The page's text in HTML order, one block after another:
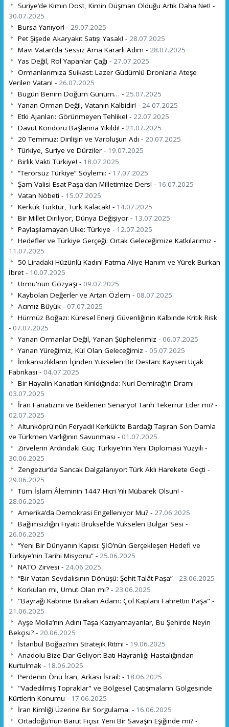
Suriye’de Kimin Dost, Kimin Düşman Olduğu Artık Daha Net! -
30.07.2025
Bursa Yanıyor! - 29.07.2025
Pet Şişede Akaryakıt Satışı Yasak! - 28.07.2025
Mavi Vatan’da Sessiz Ama Kararlı Adım - 28.07.2025
Yas Değil, Rol Yapanlar Çağı - 27.07.2025
Ormanlarımıza Suikast: Lazer Güdümlü Dronlarla Ateşe
Verilen Vatan! - 26.07.2025
Bugün Benim Doğum Günüm… - 25.07.2025
Yanan Orman Değil, Vatanın Kalbidir! - 24.07.2025
Etki Ajanları: Görünmeyen Tehlike! - 22.07.2025
Davut Koridoru Başlarına Yıkıldı! - 21.07.2025
20 Temmuz: Dirilişin ve Varoluşun Adı - 20.07.2025
Türkiye, Suriye ve Dürziler - 19.07.2025
Birlik Vakti Türkiye! - 18.07.2025
“Terörsüz Türkiye” Söylemi: - 17.07.2025
Şam Valisi Esat Paşa'dan Milletimize Ders! - 16.07.2025
Vatan Nöbeti - 15.07.2025
Kerkük Türktür, Türk Kalacak! - 14.07.2025
Bir Millet Diriliyor, Dünya Değişiyor - 13.07.2025
Paylaşılamayan Ülke: Türkiye - 12.07.2025
Hedefler ve Türkiye Gerçeği: Ortak Geleceğimize Katkılarımız -
11.07.2025
50 Liradaki Hüzünlü Kadın! Fatma Aliye Hanım ve Yürek Burkan
İbret - 10.07.2025
Urmu'nun Gözyaşı - 09.07.2025
Kaybolan Değerler ve Artan Özlem - 08.07.2025
Acımız Büyük - 07.07.2025
Hürmüz Boğazı: Küresel Enerji Güvenliğinin Kalbinde Kritik Risk
- 07.07.2025
Yanan Ormanlar Değil, Yanan Şüphelerimiz - 06.07.2025
Yanan Yüreğimiz, Kül Olan Geleceğimiz - 05.07.2025
İmkansızlıkların İçinden Yükselen Bir Destan: Kayseri Uçak
Fabrikası - 04.07.2025
Bir Hayalin Kanatları Kırıldığında: Nuri Demirağ'ın Dramı -
03.07.2025
İran Fanatizmi ve Beklenen Senaryo! Tarih Tekerrür Eder mi? -
02.07.2025
Altunköprü'nün Feryadı! Kerkük'te Bardağı Taşıran Son Damla
ve Türkmen Varlığının Savunması - 01.07.2025
Zirvelerin Ardındaki Güç: Türkiye’nin Yeni Diplomasi Yüzyılı -
30.06.2025
Zengezur’da Sancak Dalgalanıyor: Türk Aklı Harekete Geçti -
29.06.2025
Tüm İslam Âleminin 1447 Hicri Yılı Mübarek Olsun! -
28.06.2025
Amerika’da Demokrasi Engelleniyor Mu? - 27.06.2025
Bağımsızlığın Fiyatı: Brüksel’de Yükselen Bulgar Sesi -
26.06.2025
“Yeni Bir Dünyanın Kapısı: ŞİÖ’nün Gerçekleşen Hedefi ve
Türkiye’nin Tarihi Misyonu” - 25.06.2025
NATO Zirvesi - 24.06.2025
“Bir Vatan Sevdalısının Dönüşü: Şehit Talât Paşa” - 23.06.2025
Korkulan mı, Umut Olan mı? - 23.06.2025
"Bayrağı Kabrine Bırakan Adam: Çöl Kaplanı Fahrettin Paşa" -
21.06.2025
Ayşe Molla’nın Adını Taşa Kazıyamayanlar, Bu Şehirde Neyin
Bekçisi? - 20.06.2025
İstanbul Boğazı’nın Stratejik Ritmi - 19.06.2025
Anadolu Bize Dar Geliyor: Batı Hayranlığı Hastalığından
Kurtulmak - 18.06.2025
Perdenin Önü İran, Arkası İsrail: - 18.06.2025
"Vadedilmiş Topraklar" ve Bölgesel Çatışmaların Gölgesinde
Kürtlerin Konumu - 17.06.2025
İran Kimliği Üzerine Bir Sorgulama: - 16.06.2025
Ortadoğu’nun Barut Fıçısı: Yeni Bir Savaşın Eşiğinde mi? -